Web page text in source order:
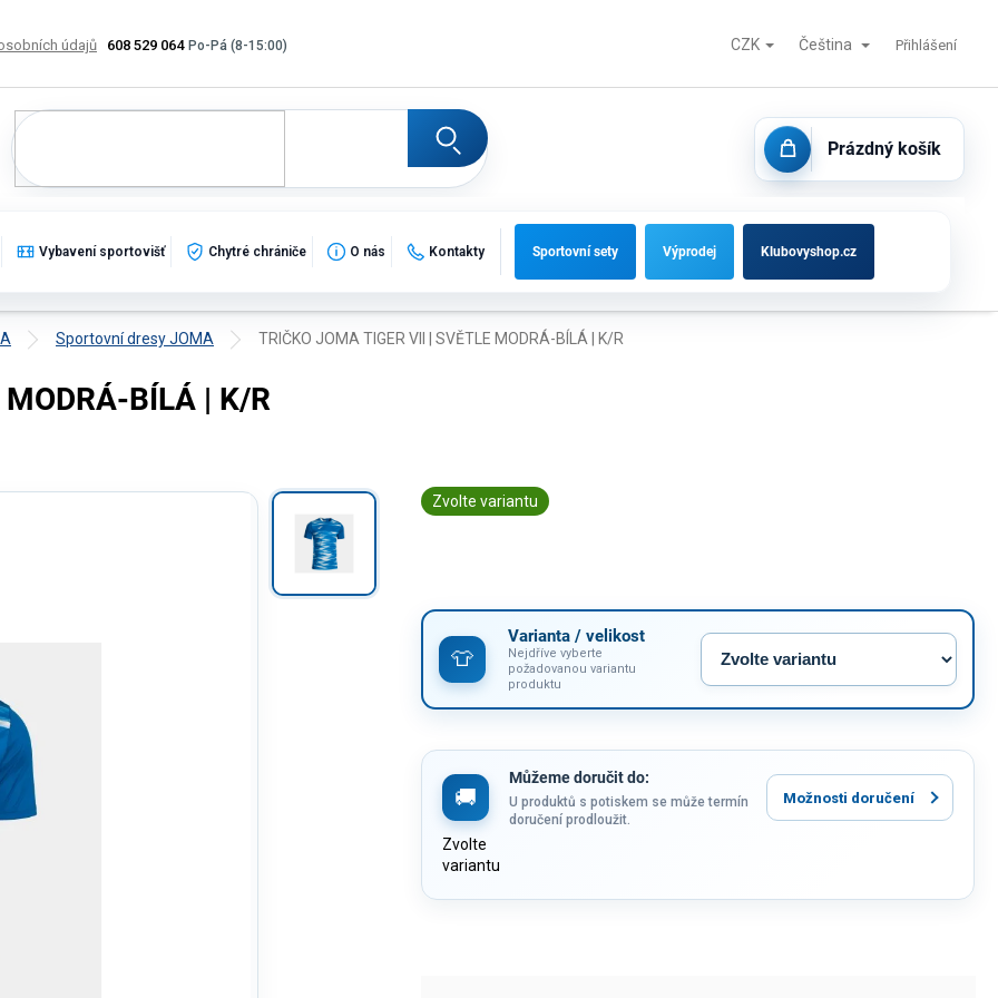
608 529 064
údajů Výměna, vrácení a reklamace zboží Fotbalové branky, střídačky a vybavení hřišť Kontakty
CZK Čeština Přihlášení
NÁKUPNÍ
KOŠÍK
Prázdný košík
Vybavení sportovišť Chytré chrániče O nás Kontakty Sportovní sety Výprodej Klubovyshop.cz
Sportovní dresy JOMA TRIČKO JOMA TIGER VII | SVĚTLE MODRÁ-BÍLÁ | K/R
MODRÁ-BÍLÁ | K/R
Zvolte variantu
Varianta / velikost
Nejdříve vyberte
požadovanou variantu
produktu
Můžeme doručit do:
Zvolte
variantu
U produktů s potiskem se může termín
doručení prodloužit.
Možnosti doručení